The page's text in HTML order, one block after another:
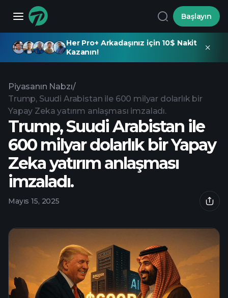
Başlayın
Her Pro+ Arkadaşınız için 10$ Nakit
Kazanın!
Piyasanın Nabzı/
Trump, Suudi Arabistan ile 600 milyar dolarlık bir
Yapay Zeka yatırım anlaşması imzaladı.
Trump, Suudi Arabistan ile
600 milyar dolarlık bir Yapay
Zeka yatırım anlaşması
imzaladı.
Mayıs 15, 2025